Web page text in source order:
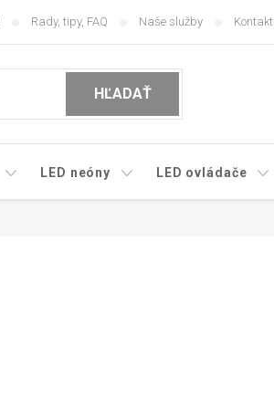
Rady, tipy, FAQ Naše služby Kontakt
HĽADAŤ
LED neóny LED ovládače